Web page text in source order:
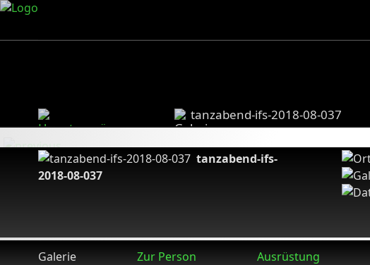
tanzabend-ifs-2018-08-037
tanzabend-ifs-
2018-08-037
Galerie
Zur Person Ausrüstung